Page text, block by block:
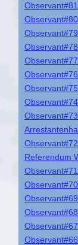
Referendum